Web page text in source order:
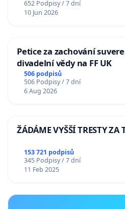
652 Podpisy / 7 dní
10 Jun 2026
Petice za zachování
divadelní vědy na FF UK
506 podpisů
506 Podpisy / 7 dní
6 Aug 2026
ŽÁDÁME VYŠŠÍ TRESTY ZA
153 721 podpisů
345 Podpisy / 7 dní
11 Feb 2025